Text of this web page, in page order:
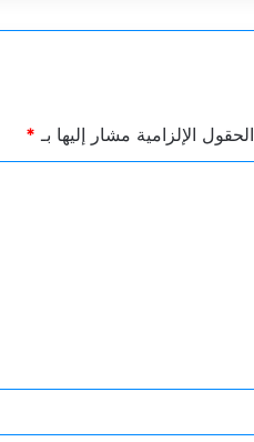
الحقول الإلزامية مشار إليها بـ *